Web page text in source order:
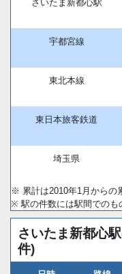
さいたま新都心駅
宇都宮線
東北本線
東日本旅客鉄道
埼玉県
※ 累計は2010年1月からの
※ 駅の件数には駅間でのも
さいたま新都心
件)